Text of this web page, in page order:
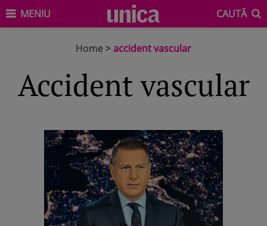
MENIU CAUTĂ
Home >accident vascular
accident vascular